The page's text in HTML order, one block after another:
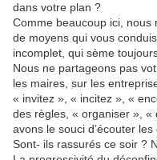
dans votre plan ?
Comme beaucoup ici,
de moyens qui vous
incomplet, qui sème
Nous ne partageons pas
les maires, sur les
« invitez », « incitez », «
des règles, « organiser »,
avons le souci d’écouter
Sont- ils rassurés ce soir ?